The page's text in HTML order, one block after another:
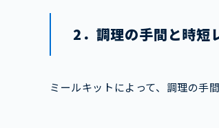
2．調理の手間と時短
ミールキットによって、調理の手